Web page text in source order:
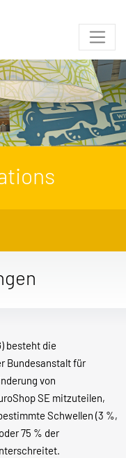
besteht die
Bundesanstalt für
von
SE mitzuteilen,
Schwellen (3 %,
75 % der